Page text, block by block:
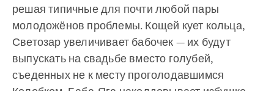
решая типичные для почти любой пары
молодожёнов проблемы. Кощей кует кольца,
Светозар увеличивает бабочек — их будут
выпускать на свадьбе вместо голубей,
съеденных не к месту проголодавшимся